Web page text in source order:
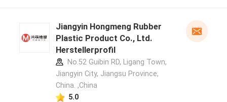
Jiangyin Hongmeng Rubber
Plastic Product Co., Ltd.
Herstellerprofil
No.52 Guibin RD, Ligang Town,
Jiangyin City, Jiangsu Province,
China. ,China
5.0